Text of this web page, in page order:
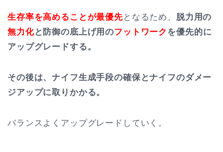
生存率を高めることが最優先となるため、 脱力用の
無力化と防御の底上げ用のフットワーク を優先的に
アップグレードする。
その後は、ナイフ生成手段の確保とナイフのダメー
ジアップに取りかかる。
バランスよくアップグレードしていく。